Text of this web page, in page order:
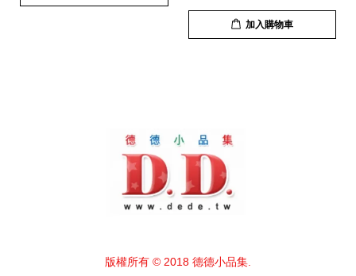
加入購物車
版權所有 © 2018 德德小品集.